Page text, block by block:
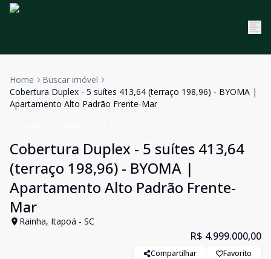
Home
Buscar imóvel
Cobertura Duplex - 5 suítes 413,64 (terraço 198,96) - BYOMA |
Apartamento Alto Padrão Frente-Mar
Cobertura Duplex - 5 suítes 413,64
(terraço 198,96) - BYOMA |
Apartamento Alto Padrão Frente-
Mar
Rainha, Itapoá - SC
R$ 4.999.000,00
Compartilhar Favorito